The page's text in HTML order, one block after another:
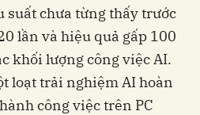
suất chưa từng thấy trước
lần và hiệu quả gấp 100
khối lượng công việc AI.
loạt trải nghiệm AI hoàn
công việc trên PC